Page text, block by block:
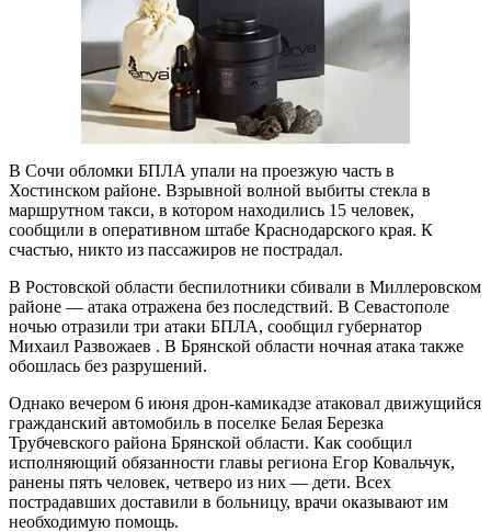
В Сочи обломки БПЛА упали на проезжую часть в
Хостинском районе. Взрывной волной выбиты стекла в
маршрутном такси, в котором находились 15 человек,
сообщили в оперативном штабе Краснодарского края. К
счастью, никто из пассажиров не пострадал.
В Ростовской области беспилотники сбивали в Миллеровском
районе — атака отражена без последствий. В Севастополе
ночью отразили три атаки БПЛА, сообщил губернатор
Михаил Развожаев . В Брянской области ночная атака также
обошлась без разрушений.
Однако вечером 6 июня дрон-камикадзе атаковал движущийся
гражданский автомобиль в поселке Белая Березка
Трубчевского района Брянской области. Как сообщил
исполняющий обязанности главы региона Егор Ковальчук,
ранены пять человек, четверо из них — дети. Всех
пострадавших доставили в больницу, врачи оказывают им
необходимую помощь.